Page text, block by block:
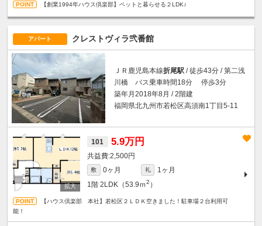
【創業1994年ハウス倶楽部】ペットと暮らせる２LDK♪
アパート クレストヴィラ弐番館
ＪＲ鹿児島本線折尾駅 / 徒歩43分 / 第二浅
川橋 バス乗車時間18分 停歩3分
築年月2018年8月 / 2階建
福岡県北九州市若松区高須南1丁目5-11
101 5.9万円
2,500円
敷 0ヶ月 礼
1ヶ月
1階 2LDK（53.9ｍ2 ）
【ハウス倶楽部 本社】若松区２ＬＤＫ空きました！駐車場２台利用可
能！